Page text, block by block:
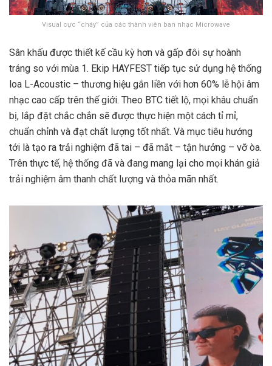
Visual cực “cháy” của các thành viên ban nhạc Microwave
Sân khấu được thiết kế cầu kỳ hơn và gấp đôi sự hoành
tráng so với mùa 1. Ekip HAYFEST tiếp tục sử dụng hệ thống
loa L-Acoustic – thương hiệu gắn liền với hơn 60% lễ hội âm
nhạc cao cấp trên thế giới. Theo BTC tiết lộ, mọi khâu chuẩn
bị, lắp đặt chắc chắn sẽ được thực hiện một cách tỉ mỉ,
chuẩn chỉnh và đạt chất lượng tốt nhất. Và mục tiêu hướng
tới là tạo ra trải nghiệm đã tai – đã mắt – tận hưởng – vỡ òa.
Trên thực tế, hệ thống đã và đang mang lại cho mọi khán giả
trải nghiệm âm thanh chất lượng và thỏa mãn nhất.